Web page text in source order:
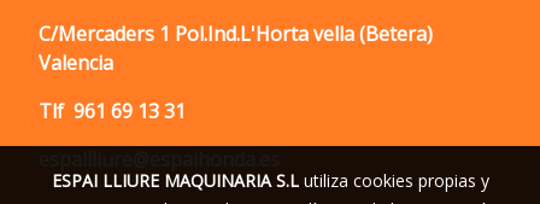
C/Mercaders 1 Pol.Ind.L'Horta vella (Betera)
Valencia
Tlf 961 69 13 31
ESPAI LLIURE MAQUINARIA S.Lutiliza cookies propias y